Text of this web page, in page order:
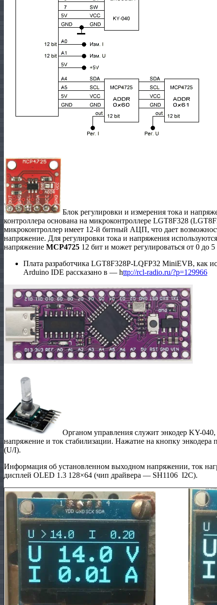
Блок регулировки и измерения тока и
контроллера основана на микроконтроллере LGT8F328
микроконтроллер имеет 12-й битный АЦП, что дает
напряжение. Для регулировки тока и напряжения
напряжение MCP4725 12 бит и может регулироваться от 0 до
Плата разработчика LGT8F328P-LQFP32 MiniEVB, как
Arduino IDE рассказано в — http://rcl-radio.ru/?p=129966
Органом управления служит энкодер KY-
напряжение и ток стабилизации. Нажатие на кнопку энкодера
(U/I).
Информация об установленном выходном напряжении, ток
дисплей OLED 1.3 128×64 (чип драйвера — SH1106 I2C).